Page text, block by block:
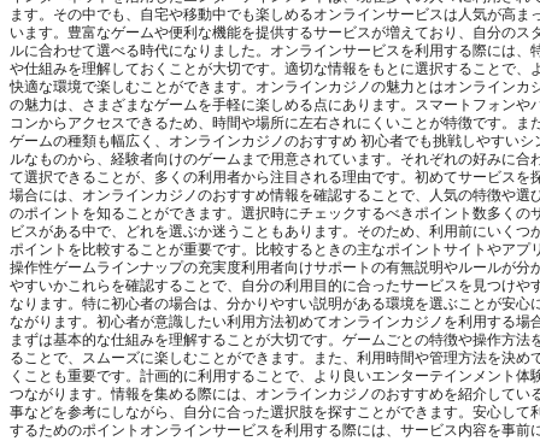
ます。その中でも、自宅や移動中でも楽しめるオンラインサービスは人気が高ま
います。豊富なゲームや便利な機能を提供するサービスが増えており、自分のス
ルに合わせて選べる時代になりました。オンラインサービスを利用する際には、
や仕組みを理解しておくことが大切です。適切な情報をもとに選択することで、
快適な環境で楽しむことができます。オンラインカジノの魅力とはオンラインカ
の魅力は、さまざまなゲームを手軽に楽しめる点にあります。スマートフォンや
コンからアクセスできるため、時間や場所に左右されにくいことが特徴です。ま
ゲームの種類も幅広く、オンラインカジノのおすすめ 初心者でも挑戦しやすいシ
ルなものから、経験者向けのゲームまで用意されています。それぞれの好みに合
て選択できることが、多くの利用者から注目される理由です。初めてサービスを
場合には、オンラインカジノのおすすめ情報を確認することで、人気の特徴や選
のポイントを知ることができます。選択時にチェックするべきポイント数多くの
ビスがある中で、どれを選ぶか迷うこともあります。そのため、利用前にいくつ
ポイントを比較することが重要です。比較するときの主なポイントサイトやアプ
操作性ゲームラインナップの充実度利用者向けサポートの有無説明やルールが分
やすいかこれらを確認することで、自分の利用目的に合ったサービスを見つけや
なります。特に初心者の場合は、分かりやすい説明がある環境を選ぶことが安心
ながります。初心者が意識したい利用方法初めてオンラインカジノを利用する場
まずは基本的な仕組みを理解することが大切です。ゲームごとの特徴や操作方法
ることで、スムーズに楽しむことができます。また、利用時間や管理方法を決め
くことも重要です。計画的に利用することで、より良いエンターテインメント体
つながります。情報を集める際には、オンラインカジノのおすすめを紹介してい
事などを参考にしながら、自分に合った選択肢を探すことができます。安心して
するためのポイントオンラインサービスを利用する際には、サービス内容を事前